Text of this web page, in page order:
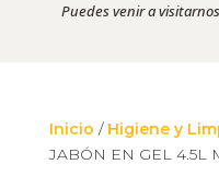
Puedes venir a
Inicio / Higiene y
JABÓN EN GEL 4.5L